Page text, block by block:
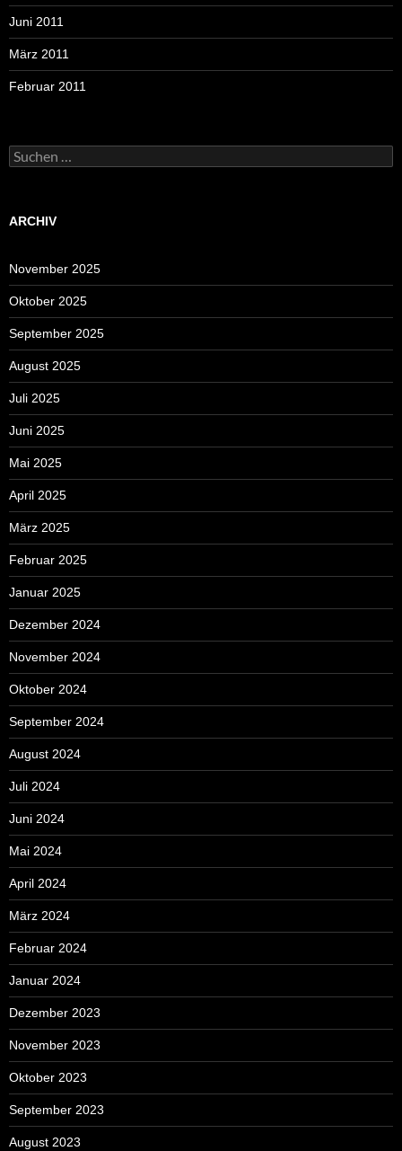
Juni 2011
März 2011
Februar 2011
Suchen
nach:
ARCHIV
November 2025
Oktober 2025
September 2025
August 2025
Juli 2025
Juni 2025
Mai 2025
April 2025
März 2025
Februar 2025
Januar 2025
Dezember 2024
November 2024
Oktober 2024
September 2024
August 2024
Juli 2024
Juni 2024
Mai 2024
April 2024
März 2024
Februar 2024
Januar 2024
Dezember 2023
November 2023
Oktober 2023
September 2023
August 2023